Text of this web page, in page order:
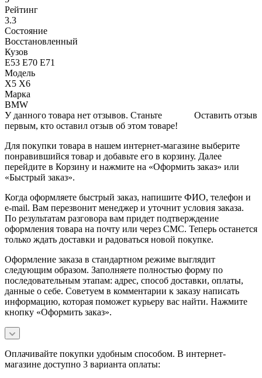
Рейтинг
3.3
Состояние
Восстановленный
Кузов
Е53 Е70 Е71
Модель
X5 X6
Марка
BMW
Оставить отзыв
У данного товара нет отзывов. Станьте
первым, кто оставил отзыв об этом товаре!
Для покупки товара в нашем интернет-магазине выберите
понравившийся товар и добавьте его в корзину. Далее
перейдите в Корзину и нажмите на «Оформить заказ» или
«Быстрый заказ».
Когда оформляете быстрый заказ, напишите ФИО, телефон и
e-mail. Вам перезвонит менеджер и уточнит условия заказа.
По результатам разговора вам придет подтверждение
оформления товара на почту или через СМС. Теперь останется
только ждать доставки и радоваться новой покупке.
Оформление заказа в стандартном режиме выглядит
следующим образом. Заполняете полностью форму по
последовательным этапам: адрес, способ доставки, оплаты,
данные о себе. Советуем в комментарии к заказу написать
информацию, которая поможет курьеру вас найти. Нажмите
кнопку «Оформить заказ».
Оплачивайте покупки удобным способом. В интернет-
магазине доступно 3 варианта оплаты: